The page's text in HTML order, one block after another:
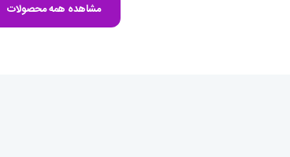
مشاهده همه محصولات